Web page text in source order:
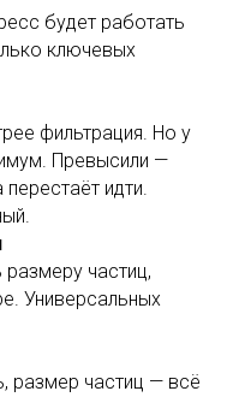
будет работать
ключевых
фильтрация. Но у
Превысили —
идти.
частиц,
Универсальных
размер частиц — всё